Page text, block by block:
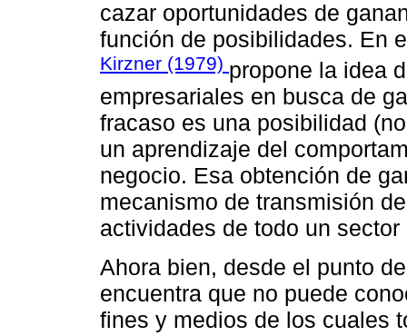
cazar oportunidades de
función de posibilidades. En
Kirzner (1979) propone la idea
empresariales en busca de
fracaso es una posibilidad
un aprendizaje del
negocio. Esa obtención de
mecanismo de transmisión
actividades de todo un
Ahora bien, desde el punto
encuentra que no puede
fines y medios de los cuales